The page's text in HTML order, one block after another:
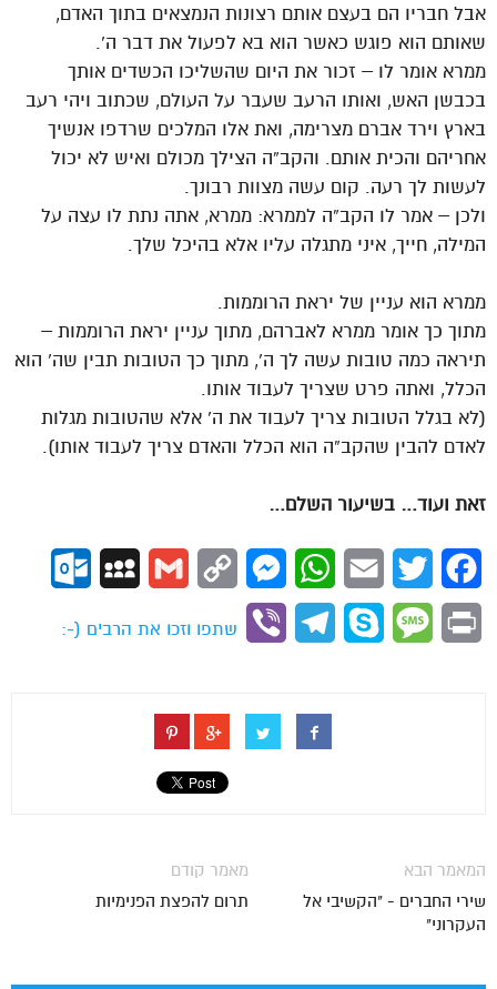
אבל חבריו הם בעצם אותם רצונות הנמצאים בתוך האדם,
שאותם הוא פוגש כאשר הוא בא לפעול את דבר ה’.
ממרא אומר לו – זכור את היום שהשליכו הכשדים אותך
בכבשן האש, ואותו הרעב שעבר על העולם, שכתוב ויהי רעב
בארץ וירד אברם מצרימה, ואת אלו המלכים שרדפו אנשיך
אחריהם והכית אותם. והקב”ה הצילך מכולם ואיש לא יכול
לעשות לך רעה. קום עשה מצוות רבונך.
ולכן – אמר לו הקב”ה לממרא: ממרא, אתה נתת לו עצה על
המילה, חייך, איני מתגלה עליו אלא בהיכל שלך.
ממרא הוא עניין של יראת הרוממות.
מתוך כך אומר ממרא לאברהם, מתוך עניין יראת הרוממות –
תיראה כמה טובות עשה לך ה’, מתוך כך הטובות תבין שה’ הוא
הכלל, ואתה פרט שצריך לעבוד אותו.
(לא בגלל הטובות צריך לעבוד את ה’ אלא שהטובות מגלות
לאדם להבין שהקב”ה הוא הכלל והאדם צריך לעבוד אותו).
זאת ועוד… בשיעור השלם…
Facebook
Twitter
Email
WhatsApp
Messenger
Copy
Gmail
MySpace
Print
Message
Skype
Telegram
Viber
שתפו וזכו את הרבים (-:
מאמר קודם
תרום להפצת הפנימיות
המאמר הבא
שירי החברים - "הקשיבי אל
העקרוני"